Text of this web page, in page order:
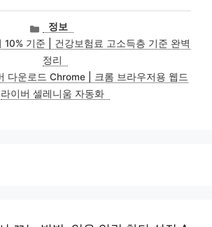
카
테
고
리
정보
10% 기준 | 건강보험료 고소득층 기준 완벽
정리
다운로드 Chrome | 크롬 브라우저용 웹드
라이버 셀레니움 자동화